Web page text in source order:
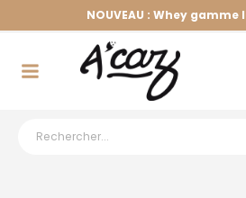
NOUVEAU : Whey gamme